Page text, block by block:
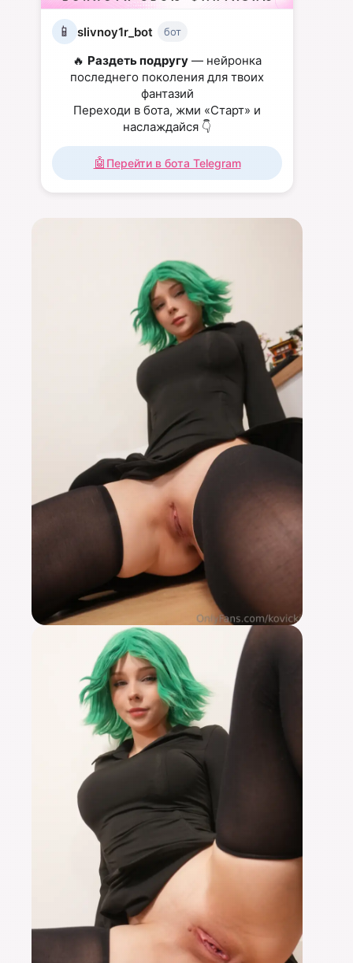
📱 slivnoy1r_bot бот
🔥 Раздеть подругу — нейронка
последнего поколения для твоих
фантазий
Переходи в бота, жми «Старт» и
наслаждайся 👇
🤖 Перейти в бота Telegram